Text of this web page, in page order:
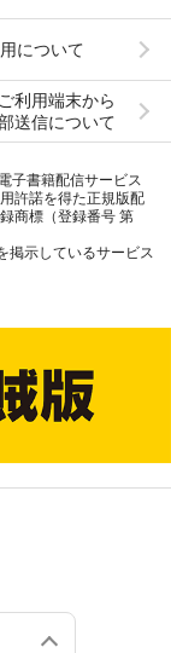
について
利用端末から
送信について
子書籍配信サービス
許諾を得た正規版配
商標（登録番号 第
掲示しているサービス